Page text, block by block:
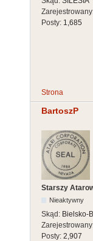
Posty: 1,685
Strona
BartoszP
Starszy
Nieaktywny
Skąd: Bielsko-
Posty: 2,907